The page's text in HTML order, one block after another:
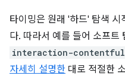
타이밍은 원래 '하드' 탐색 시
다. 따라서 예를 들어 소프트
interaction-
자세히 설명한 대로 적절한